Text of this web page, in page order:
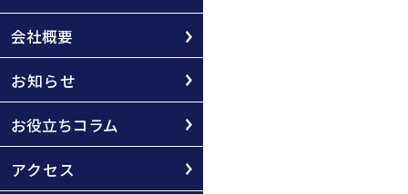
会社概要
お知らせ
お役立ちコラム
アクセス